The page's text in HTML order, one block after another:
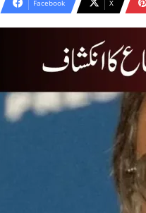
Facebook X